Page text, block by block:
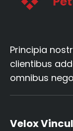
Principia
clientibus
omnibus
Velox